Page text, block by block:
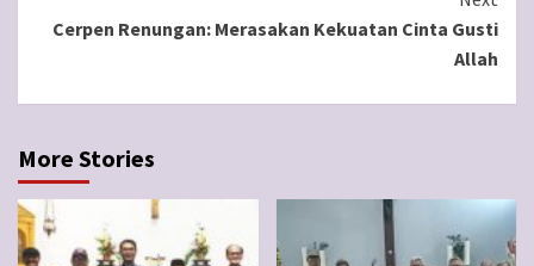
Cerpen Renungan: Merasakan Kekuatan Cinta Gusti
Allah
More Stories